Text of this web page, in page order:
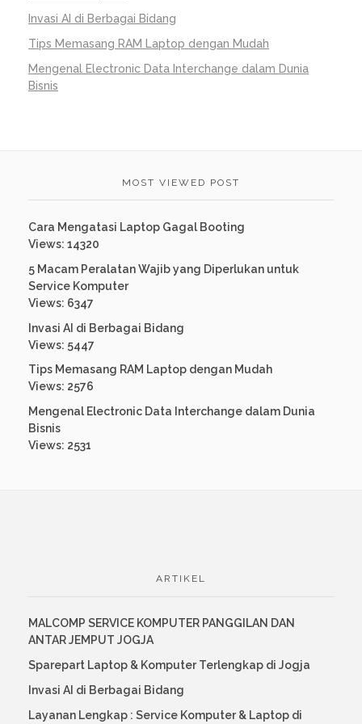
Invasi AI di Berbagai Bidang
Tips Memasang RAM Laptop dengan Mudah
Mengenal Electronic Data Interchange dalam Dunia
Bisnis
MOST VIEWED POST
Cara Mengatasi Laptop Gagal Booting
Views: 14320
5 Macam Peralatan Wajib yang Diperlukan untuk
Service Komputer
Views: 6347
Invasi AI di Berbagai Bidang
Views: 5447
Tips Memasang RAM Laptop dengan Mudah
Views: 2576
Mengenal Electronic Data Interchange dalam Dunia
Bisnis
Views: 2531
ARTIKEL
MALCOMP SERVICE KOMPUTER PANGGILAN DAN
ANTAR JEMPUT JOGJA
Sparepart Laptop & Komputer Terlengkap di Jogja
Invasi AI di Berbagai Bidang
Layanan Lengkap : Service Komputer & Laptop di